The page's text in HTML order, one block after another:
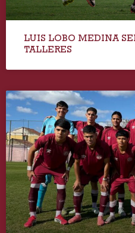
LUIS LOBO MEDINA
TALLERES